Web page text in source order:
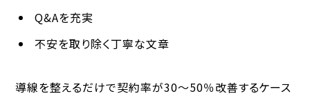
Q&Aを充実
不安を取り除く丁寧な文章
導線を整えるだけで契約率が30〜50％改善するケース